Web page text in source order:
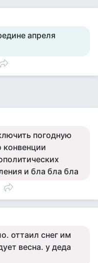
апреля
погодную
конвенции
и бла бла бла
оттаил снег им
весна. у деда